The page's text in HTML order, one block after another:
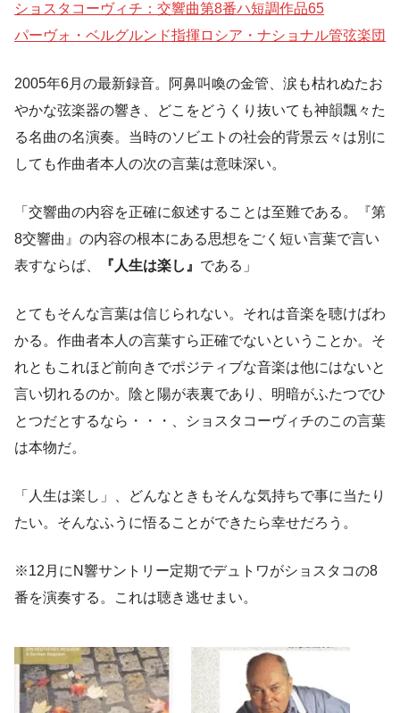
ショスタコーヴィチ：交響曲第8番ハ短調作品65
パーヴォ・ベルグルンド指揮ロシア・ナショナル管弦楽団
2005年6月の最新録音。阿鼻叫喚の金管、涙も枯れぬたお
やかな弦楽器の響き、どこをどうくり抜いても神韻飄々た
る名曲の名演奏。当時のソビエトの社会的背景云々は別に
しても作曲者本人の次の言葉は意味深い。
「交響曲の内容を正確に叙述することは至難である。『第
8交響曲』の内容の根本にある思想をごく短い言葉で言い
表すならば、
『人生は楽し』 である」
とてもそんな言葉は信じられない。それは音楽を聴けばわ
かる。作曲者本人の言葉すら正確でないということか。そ
れともこれほど前向きでポジティブな音楽は他にはないと
言い切れるのか。陰と陽が表裏であり、明暗がふたつでひ
とつだとするなら・・・、ショスタコーヴィチのこの言葉
は本物だ。
「人生は楽し」、どんなときもそんな気持ちで事に当たり
たい。そんなふうに悟ることができたら幸せだろう。
※12月にN響サントリー定期でデュトワがショスタコの8
番を演奏する。これは聴き逃せまい。